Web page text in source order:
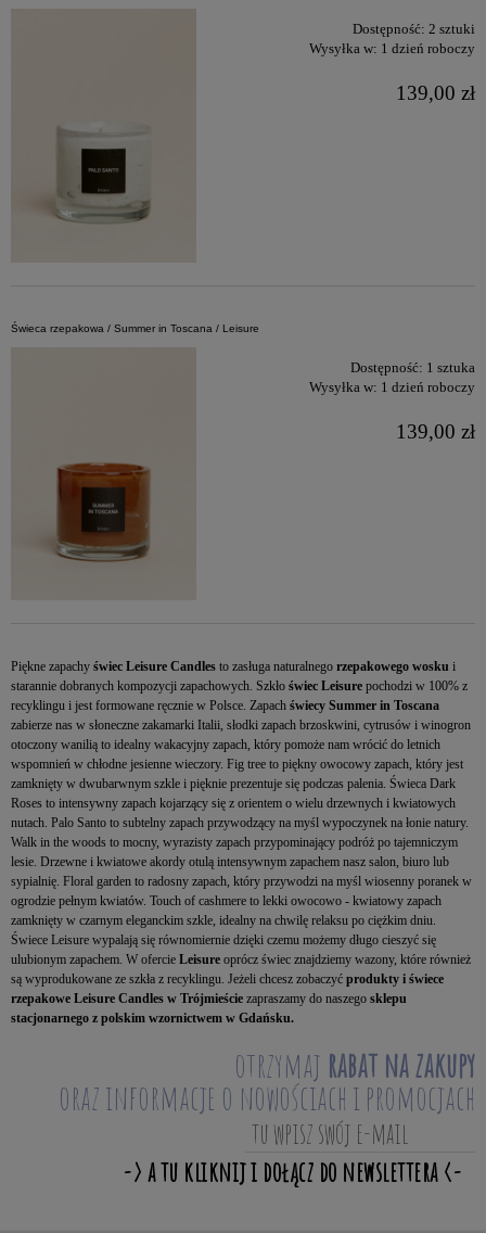
Dostępność: 2 sztuki
Wysyłka w: 1 dzień roboczy
139,00 zł
Świeca rzepakowa / Summer in Toscana / Leisure
Dostępność: 1 sztuka
Wysyłka w: 1 dzień roboczy
139,00 zł
Piękne zapachy świec Leisure Candles to zasługa naturalnego rzepakowego wosku i
starannie dobranych kompozycji zapachowych. Szkło świec Leisure pochodzi w 100% z
recyklingu i jest formowane ręcznie w Polsce. Zapach świecy Summer in Toscana
zabierze nas w słoneczne zakamarki Italii, słodki zapach brzoskwini, cytrusów i winogron
otoczony wanilią to idealny wakacyjny zapach, który pomoże nam wrócić do letnich
wspomnień w chłodne jesienne wieczory. Fig tree to piękny owocowy zapach, który jest
zamknięty w dwubarwnym szkle i pięknie prezentuje się podczas palenia. Świeca Dark
Roses to intensywny zapach kojarzący się z orientem o wielu drzewnych i kwiatowych
nutach. Palo Santo to subtelny zapach przywodzący na myśl wypoczynek na łonie natury.
Walk in the woods to mocny, wyrazisty zapach przypominający podróż po tajemniczym
lesie. Drzewne i kwiatowe akordy otulą intensywnym zapachem nasz salon, biuro lub
sypialnię. Floral garden to radosny zapach, który przywodzi na myśl wiosenny poranek w
ogrodzie pełnym kwiatów. Touch of cashmere to lekki owocowo - kwiatowy zapach
zamknięty w czarnym eleganckim szkle, idealny na chwilę relaksu po ciężkim dniu.
Świece Leisure wypalają się równomiernie dzięki czemu możemy długo cieszyć się
ulubionym zapachem. W ofercie Leisure oprócz świec znajdziemy wazony, które również
są wyprodukowane ze szkła z recyklingu. Jeżeli chcesz zobaczyć produkty i świece
rzepakowe Leisure Candles w Trójmieście zapraszamy do naszego sklepu
stacjonarnego z polskim wzornictwem w Gdańsku.
otrzymaj rabat na zakupy
oraz informacje o nowościach i promocjach